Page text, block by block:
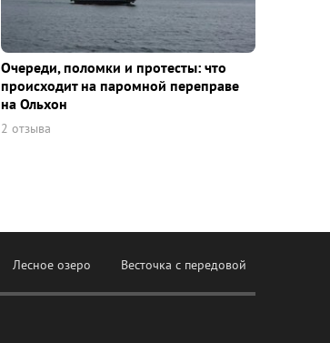
Очереди, поломки и протесты: что
происходит на паромной переправе
на Ольхон
2 отзыва
Лесное озеро Весточка с передовой